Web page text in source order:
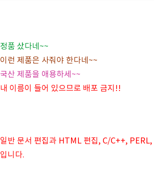
정품 샀다네~~
이런 제품은 사줘야 한다네~~
국산 제품을 애용하세~~
내 이름이 들어 있으므로 배포 금지!!
일반 문서 편집과 HTML 편집, C/C++,
입니다.